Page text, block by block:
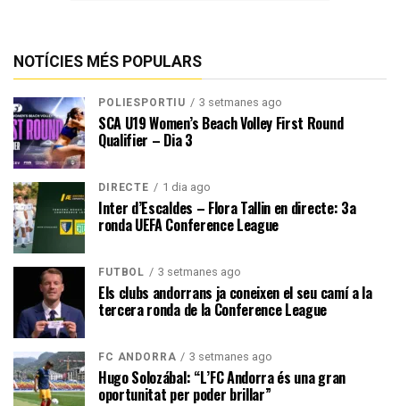
NOTÍCIES MÉS POPULARS
POLIESPORTIU 3 setmanes ago
SCA U19 Women’s Beach Volley First Round
Qualifier – Dia 3
DIRECTE 1 dia ago
Inter d’Escaldes – Flora Tallin en directe: 3a
ronda UEFA Conference League
FUTBOL 3 setmanes ago
Els clubs andorrans ja coneixen el seu camí a la
tercera ronda de la Conference League
FC ANDORRA 3 setmanes ago
Hugo Solozábal: “L’FC Andorra és una gran
oportunitat per poder brillar”